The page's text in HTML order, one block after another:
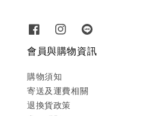
會員與購物資訊
購物須知
寄送及運費相關
退換貨政策